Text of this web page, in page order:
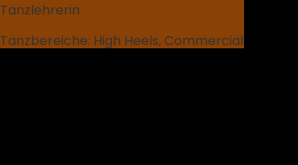
Tanzlehrerin
Tanzbereiche: High Heels, Commercial